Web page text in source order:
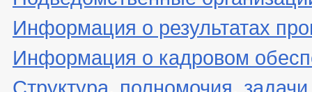
Информация о результатах
Информация о кадровом
Структура, полномочия,